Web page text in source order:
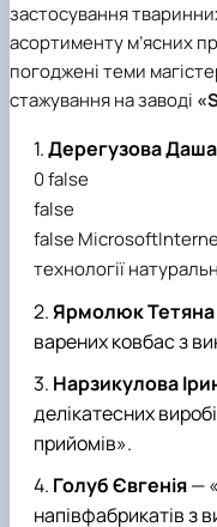
застосування
асортименту м’ясних
погоджені теми
стажування на заводі
Дерегузова Даша
0false
false
false
технології
Ярмолюк Тетяна
варених ковбас з
Нарзикулова
делікатесних
прийомів».
Голуб Євгенія—
напівфабрикатів з